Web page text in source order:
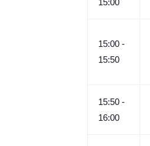
15:00
15:00 -
15:50
15:50 -
16:00